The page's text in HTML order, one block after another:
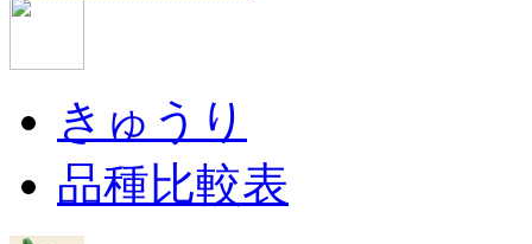
きゅうり
品種比較表